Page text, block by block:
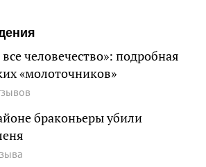
человечество»: подробная
«молоточников»
браконьеры убили